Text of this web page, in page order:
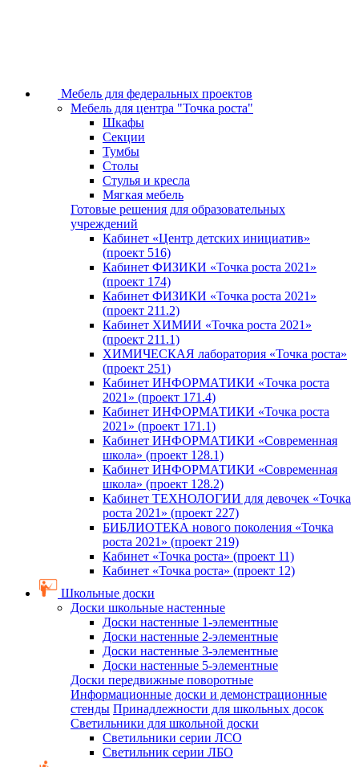
Мебель для федеральных проектов
Мебель для центра "Точка роста"
Шкафы
Секции
Тумбы
Столы
Стулья и кресла
Мягкая мебель
Готовые решения для образовательных
учреждений
Кабинет «Центр детских инициатив»
(проект 516)
Кабинет ФИЗИКИ «Точка роста 2021»
(проект 174)
Кабинет ФИЗИКИ «Точка роста 2021»
(проект 211.2)
Кабинет ХИМИИ «Точка роста 2021»
(проект 211.1)
ХИМИЧЕСКАЯ лаборатория «Точка роста»
(проект 251)
Кабинет ИНФОРМАТИКИ «Точка роста
2021» (проект 171.4)
Кабинет ИНФОРМАТИКИ «Точка роста
2021» (проект 171.1)
Кабинет ИНФОРМАТИКИ «Современная
школа» (проект 128.1)
Кабинет ИНФОРМАТИКИ «Современная
школа» (проект 128.2)
Кабинет ТЕХНОЛОГИИ для девочек «Точка
роста 2021» (проект 227)
БИБЛИОТЕКА нового поколения «Точка
роста 2021» (проект 219)
Кабинет «Точка роста» (проект 11)
Кабинет «Точка роста» (проект 12)
Школьные доски
Доски школьные настенные
Доски настенные 1-элементные
Доски настенные 2-элементные
Доски настенные 3-элементные
Доски настенные 5-элементные
Доски передвижные поворотные
Информационные доски и демонстрационные
стенды Принадлежности для школьных досок
Светильники для школьной доски
Светильники серии ЛСО
Светильник серии ЛБО